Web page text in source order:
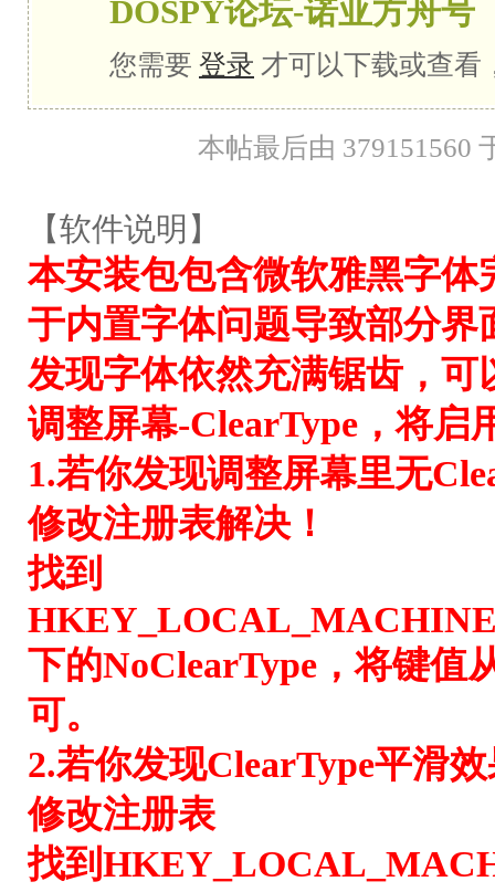
DOSPY论坛-诺亚方舟号
您需要 登录 才可以下载或查看
本帖最后由 379151560
【软件说明】
本安装包包含微软雅黑字
于内置字体问题导致部分界
发现字体依然充满锯齿，
调整屏幕-ClearType，将启
1.若你发现调整屏幕里无
修改注册表解决！
找到
下的NoClearType，将键值
可。
2.若你发现ClearType平滑
修改注册表
找到